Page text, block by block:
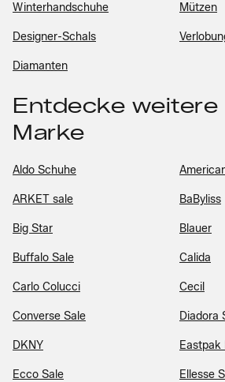
Winterhandschuhe Mützen
Designer-Schals
Diamanten
Entdecke weitere
Marke
Aldo Schuhe
ARKET sale BaByliss
Big Star Blauer
Buffalo Sale Calida
Carlo Colucci Cecil
Converse Sale Diadora
DKNY Eastpak
Ecco Sale Ellesse